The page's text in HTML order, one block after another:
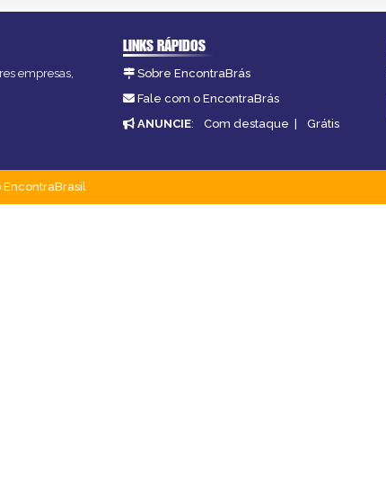
empresas,
LINKS RÁPIDOS
Sobre EncontraBrás
Fale com o EncontraBrás
ANUNCIE: Com destaque | Grátis